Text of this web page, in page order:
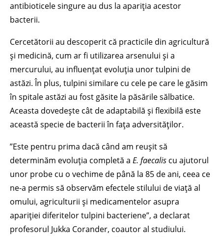
antibioticele singure au dus la apariția acestor
bacterii.
Cercetătorii au descoperit că practicile din agricultură
și medicină, cum ar fi utilizarea arsenului și a
mercurului, au influențat evoluția unor tulpini de
astăzi. În plus, tulpini similare cu cele pe care le găsim
în spitale astăzi au fost găsite la păsările sălbatice.
Aceasta dovedește cât de adaptabilă și flexibilă este
această specie de bacterii în fața adversităților.
”Este pentru prima dacă când am reușit să
determinăm evoluția completă a E. faecalis cu ajutorul
unor probe cu o vechime de până la 85 de ani, ceea ce
ne-a permis să observăm efectele stilului de viață al
omului, agriculturii și medicamentelor asupra
apariției diferitelor tulpini bacteriene”, a declarat
profesorul Jukka Corander, coautor al studiului.